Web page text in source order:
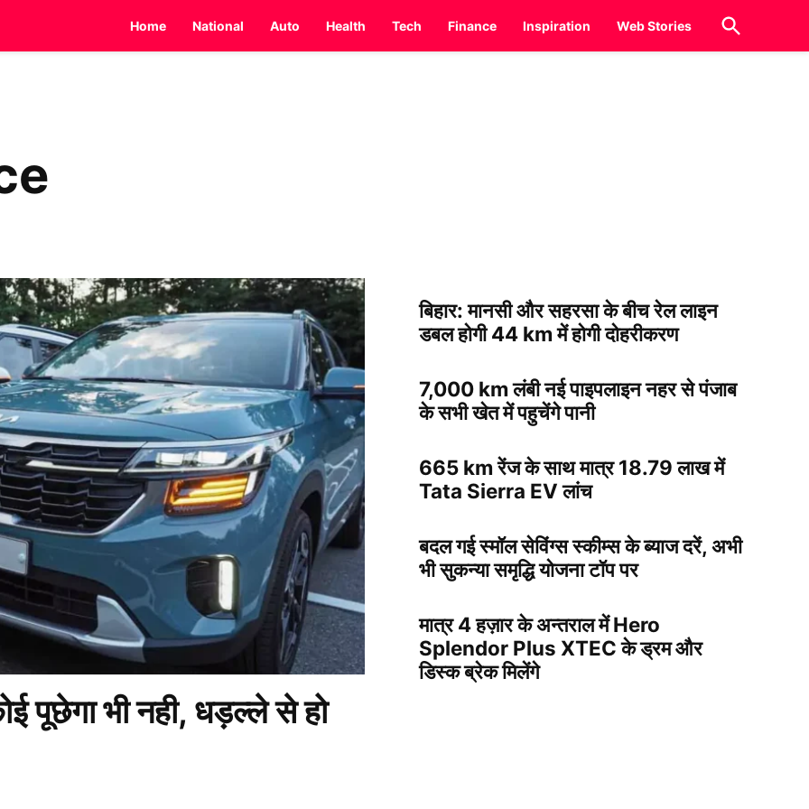
Home National Auto Health Tech Finance Inspiration Web Stories
Open
Search
भी नही, धड़ल्ले से हो
बिहार: मानसी और सहरसा के बीच रेल लाइन
डबल होगी 44 km में होगी दोहरीकरण
7,000 km लंबी नई पाइपलाइन नहर से पंजाब
के सभी खेत में पहुचेंगे पानी
665 km रेंज के साथ मात्र 18.79 लाख में
Tata Sierra EV लांच
बदल गई स्मॉल सेविंग्स स्कीम्स के ब्याज दरें, अभी
भी सुकन्या समृद्धि योजना टॉप पर
मात्र 4 हज़ार के अन्तराल में Hero
Splendor Plus XTEC के ड्रम और
डिस्क ब्रेक मिलेंगे